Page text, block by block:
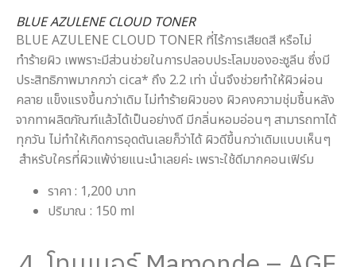
BLUE AZULENE CLOUD TONER
BLUE AZULENE CLOUD TONER ที่ไร้การเสียดสี หรือไม่
ทำร้ายผิว เพพราะมีส่วนช่วยในการปลอบประโลมของอะซูลีน ซึ่งมี
ประสิทธิภาพมากกว่า cica* ถึง 2.2 เท่า นั่นจึงช่วยทำให้ผิวผ่อน
คลาย แข็งแรงขึ้นกว่าเดิม ไม่ทำร้ายผิวของ ผิวคงความชุ่มชื้นหลัง
จากทาผลิตภัณฑ์แล้วได้เป็นอย่างดี มีกลิ่นหอมอ่อนๆ สามารถทาได้
ทุกวัน ไม่ทำให้เกิดการอุดตันเลยก็ว่าได้ ผิวดีขึ้นกว่าเดิมแบบเห็นๆ
สำหรับใครที่ผิวแพ้ง่ายแนะนำเลยค่ะ เพราะใช้ดีมากคอนเฟิร์ม
ราคา : 1,200 บาท
ปริมาณ : 150 ml